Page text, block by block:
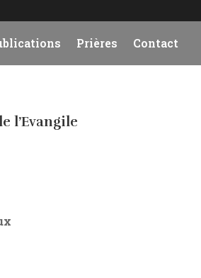
Prières Contact
l’Evangile